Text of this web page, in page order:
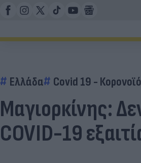
Ελλάδα Covid 19 -
Μαγιορκίνης:
COVID-19